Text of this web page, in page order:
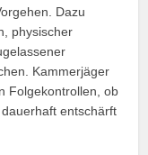
Dazu
physischer
Kammerjäger
Folgekontrollen, ob
entschärft